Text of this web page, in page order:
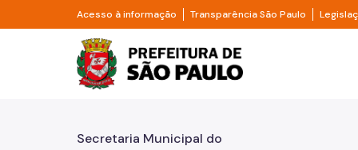
Pular para o Conteúdo principal
Acesso à informação Divisor de acesso à informação
Transparência São Paulo Divisor
Prefeitura de São
Secretaria Municipal do